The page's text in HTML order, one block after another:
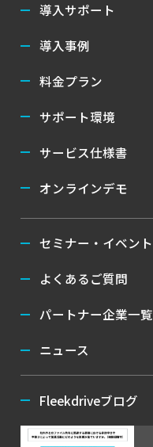
導入サポート
導入事例
料金プラン
サポート環境
サービス仕様書
オンラインデモ
セミナー・イベント
よくあるご質問
パートナー企業一覧
ニュース
Fleekdriveブログ